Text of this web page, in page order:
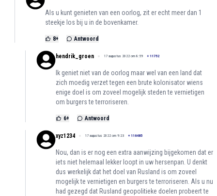
Als u kunt genieten van een oorlog, zit er echt meer dan 1
steekje los bij u in de bovenkamer.
8+ Antwoord
hendrik_groen 17 augustus 2022 om 8:59 + 11752
Ik geniet niet van de oorlog maar wel van een land dat
zich moedig verzet tegen een brute kolonisator wiens
enige doel is om zoveel mogelijk steden te vernietigen
om burgers te terroriseren.
6+ Antwoord
xyz1234 17 augustus 2022 om 9:23 + 116485
Nou, dan is er nog een extra aanwijzing bijgekomen dat er
iets niet helemaal lekker loopt in uw hersenpan. U denkt
dus werkelijk dat het doel van Rusland is om zoveel
mogelijk te vernietigen en burgers te terroriseren. Als u nu
had gezegd dat Rusland geopolitieke doelen probeert te